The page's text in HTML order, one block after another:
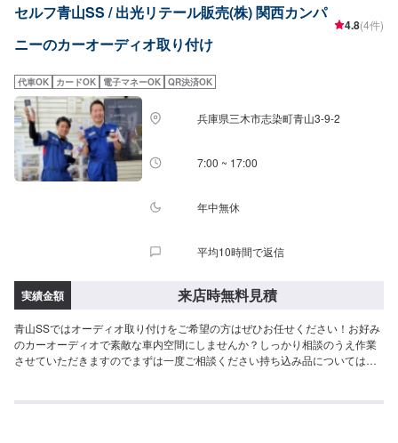
セルフ青山SS / 出光リテール販売(株) 関西カンパ
ニーのカーオーディオ取り付け
4.8(4件)
代車OK カードOK 電子マネーOK QR決済OK
兵庫県三木市志染町青山3-9-2
7:00 ~ 17:00
年中無休
平均10時間で返信
実績金額 来店時無料見積
青山SSではオーディオ取り付けをご希望の方はぜひお任せください！お好み
のカーオーディオで素敵な車内空間にしませんか？しっかり相談のうえ作業
させていただきますのでまずは一度ご相談ください持ち込み品については、